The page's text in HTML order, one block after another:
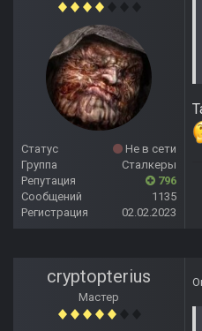
Статус
Не в сети
Группа
Сталкеры
Репутация
796
Сообщений
1135
Регистрация
02.02.2023
cryptopterius
Мастер